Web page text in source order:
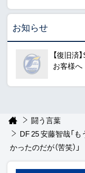
お知らせ
【復旧済
お客様へ
闘う言葉
DF 25 安藤智哉「
かったのだが（苦笑）」